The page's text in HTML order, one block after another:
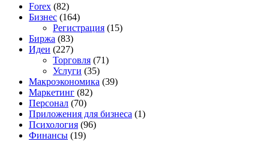
Forex (82)
Бизнес (164)
Регистрация (15)
Биржа (83)
Идеи (227)
Торговля (71)
Услуги (35)
Макроэкономика (39)
Маркетинг (82)
Персонал (70)
Приложения для бизнеса (1)
Психология (96)
Финансы (19)